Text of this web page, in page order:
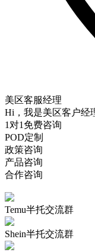
美区客服经理
Hi，我是美区客户经
1对1免费咨询
POD定制
政策咨询
产品咨询
合作咨询
Temu半托交流群
Shein半托交流群